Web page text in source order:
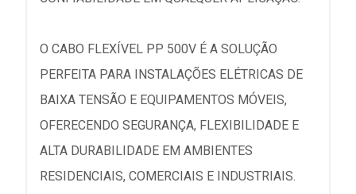
O CABO FLEXÍVEL PP 500V É A SOLUÇÃO
PERFEITA PARA INSTALAÇÕES ELÉTRICAS DE
BAIXA TENSÃO E EQUIPAMENTOS MÓVEIS,
OFERECENDO SEGURANÇA, FLEXIBILIDADE E
ALTA DURABILIDADE EM AMBIENTES
RESIDENCIAIS, COMERCIAIS E INDUSTRIAIS.